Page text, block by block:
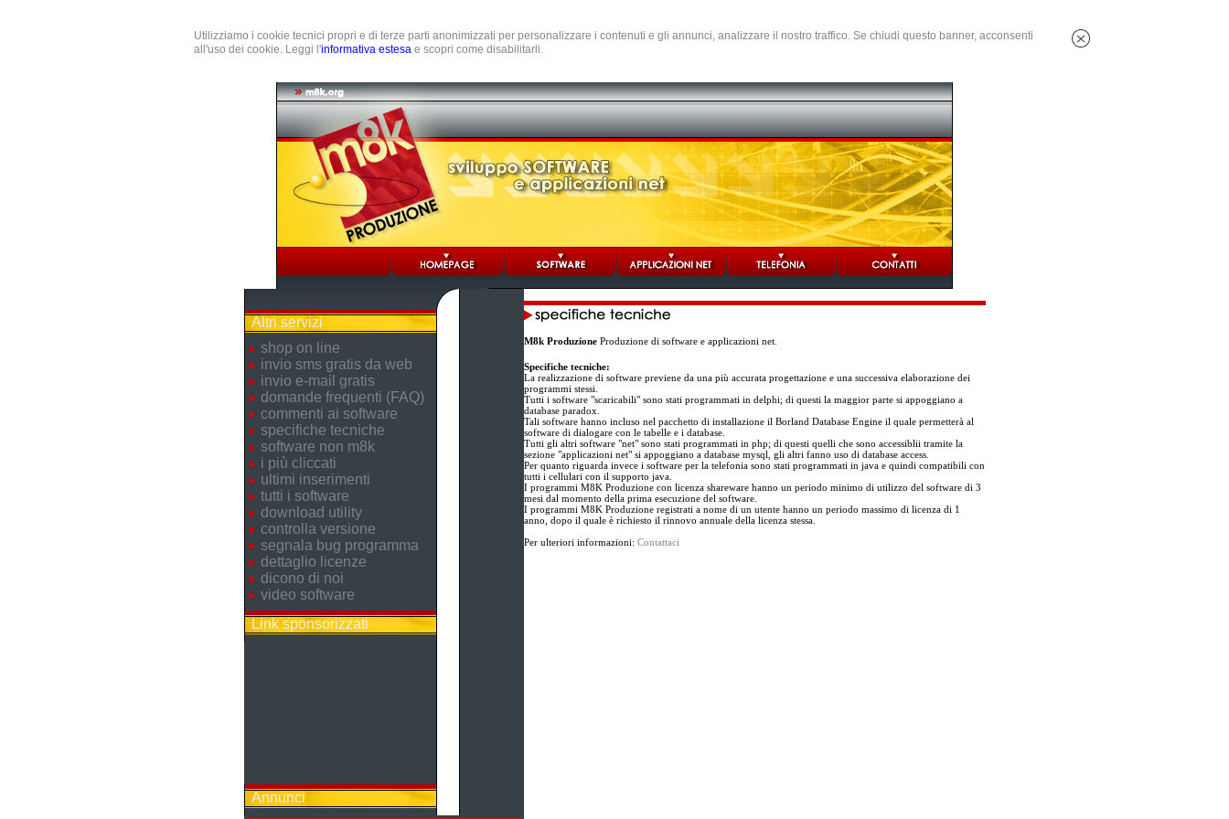
Utilizziamo i cookie tecnici propri e di terze parti anonimizzati per personalizzare i contenuti e gli annunci, analizzare il nostro traffico. Se chiudi questo banner, acconsenti
all'uso dei cookie. Leggi l'informativa estesa e scopri come disabilitarli.
Altri servizi
shop on line
invio sms gratis da web
invio e-mail gratis
domande frequenti (FAQ)
commenti ai software
specifiche tecniche
software non m8k
i più cliccati
ultimi inserimenti
tutti i software
download utility
controlla versione
segnala bug programma
dettaglio licenze
dicono di noi
video software
Link sponsorizzati
Annunci
M8k ProduzioneProduzione di software e applicazioni net.
Specifiche tecniche:
La realizzazione di software previene da una più accurata progettazione e una successiva elaborazione dei
programmi stessi.
Tutti i software "scaricabili" sono stati programmati in delphi; di questi la maggior parte si appoggiano a
database paradox.
Tali software hanno incluso nel pacchetto di installazione il Borland Database Engine il quale permetterà al
software di dialogare con le tabelle e i database.
Tutti gli altri software "net" sono stati programmati in php; di questi quelli che sono accessiblii tramite la
sezione "applicazioni net" si appoggiano a database mysql, gli altri fanno uso di database access.
Per quanto riguarda invece i software per la telefonia sono stati programmati in java e quindi compatibili con
tutti i cellulari con il supporto java.
I programmi M8K Produzione con licenza shareware hanno un periodo minimo di utilizzo del software di 3
mesi dal momento della prima esecuzione del software.
I programmi M8K Produzione registrati a nome di un utente hanno un periodo massimo di licenza di 1
anno, dopo il quale è richiesto il rinnovo annuale della licenza stessa.
Per ulteriori informazioni: Contattaci